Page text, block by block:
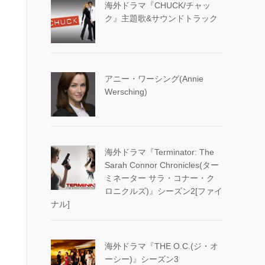
海外ドラマ『CHUCK/チャッ
ク』主題歌&サウンドトラック
アニー・ワーシング(Annie
Wersching)
海外ドラマ『Terminator: The
Sarah Connor Chronicles(ター
ミネーター サラ・コナー・ク
ロニクルズ)』シーズン2[ファイ
ナル]
海外ドラマ『THE O.C.(ジ・オ
ーシー)』シーズン3